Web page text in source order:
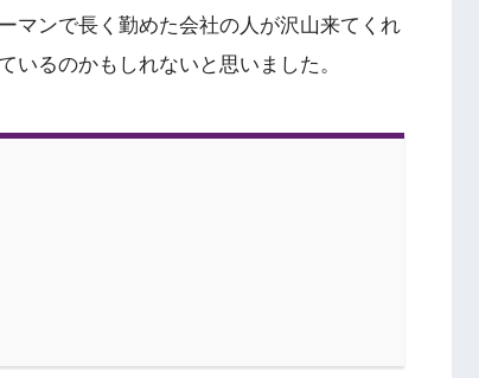
マンで長く勤めた会社の人が沢山来てくれ
いるのかもしれないと思いました。